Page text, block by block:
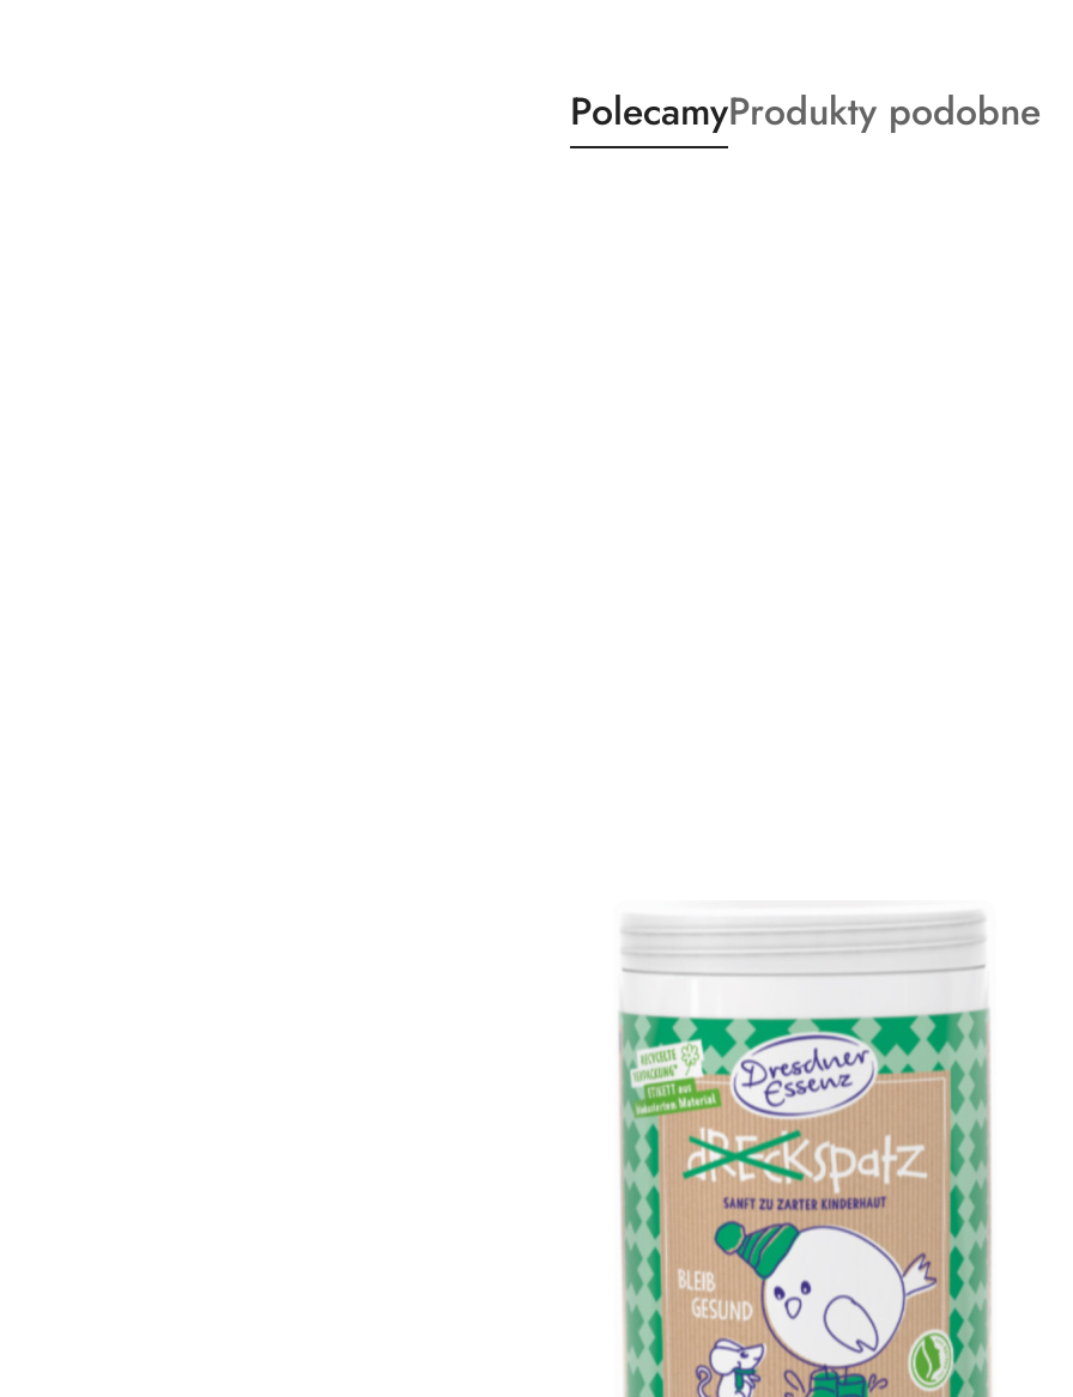
Produkty
o
PolecamyProdukty
o
Produkty podobne